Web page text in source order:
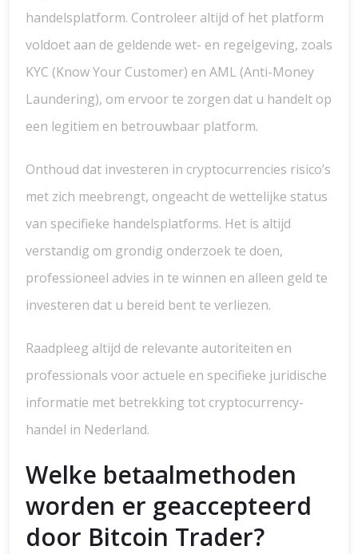
handelsplatform. Controleer altijd of het platform
voldoet aan de geldende wet- en regelgeving, zoals
KYC (Know Your Customer) en AML (Anti-Money
Laundering), om ervoor te zorgen dat u handelt op
een legitiem en betrouwbaar platform.
Onthoud dat investeren in cryptocurrencies risico’s
met zich meebrengt, ongeacht de wettelijke status
van specifieke handelsplatforms. Het is altijd
verstandig om grondig onderzoek te doen,
professioneel advies in te winnen en alleen geld te
investeren dat u bereid bent te verliezen.
Raadpleeg altijd de relevante autoriteiten en
professionals voor actuele en specifieke juridische
informatie met betrekking tot cryptocurrency-
handel in Nederland.
Welke betaalmethoden
worden er geaccepteerd
door Bitcoin Trader?